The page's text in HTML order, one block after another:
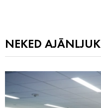
NEKED AJÁNLJUK